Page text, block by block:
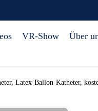
VR-Show Über
Latex-Ballon-Katheter,